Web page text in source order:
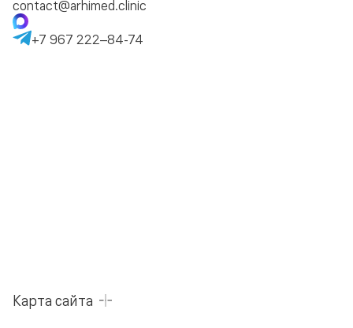
contact@arhimed.clinic
+7 967 222–84-74
Карта сайта